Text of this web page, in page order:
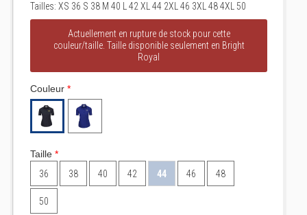
Tailles: XS 36 S 38 M 40 L 42 XL 44 2XL 46 3XL 48 4XL 50
Actuellement en rupture de stock pour cette
couleur/taille. Taille disponible seulement en Bright
Royal
Couleur *
Taille *
36
38 40 42 44 46 48
50